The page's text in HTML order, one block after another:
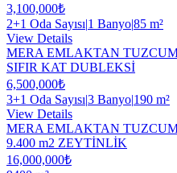
3,100,000₺
2+1 Oda Sayısı|1 Banyo|85 m²
View Details
MERA EMLAKTAN
SIFIR KAT DUBLEKSİ
6,500,000₺
3+1 Oda Sayısı|3 Banyo|190 m²
View Details
MERA EMLAKTAN
9.400 m2 ZEYTİNLİK
16,000,000₺